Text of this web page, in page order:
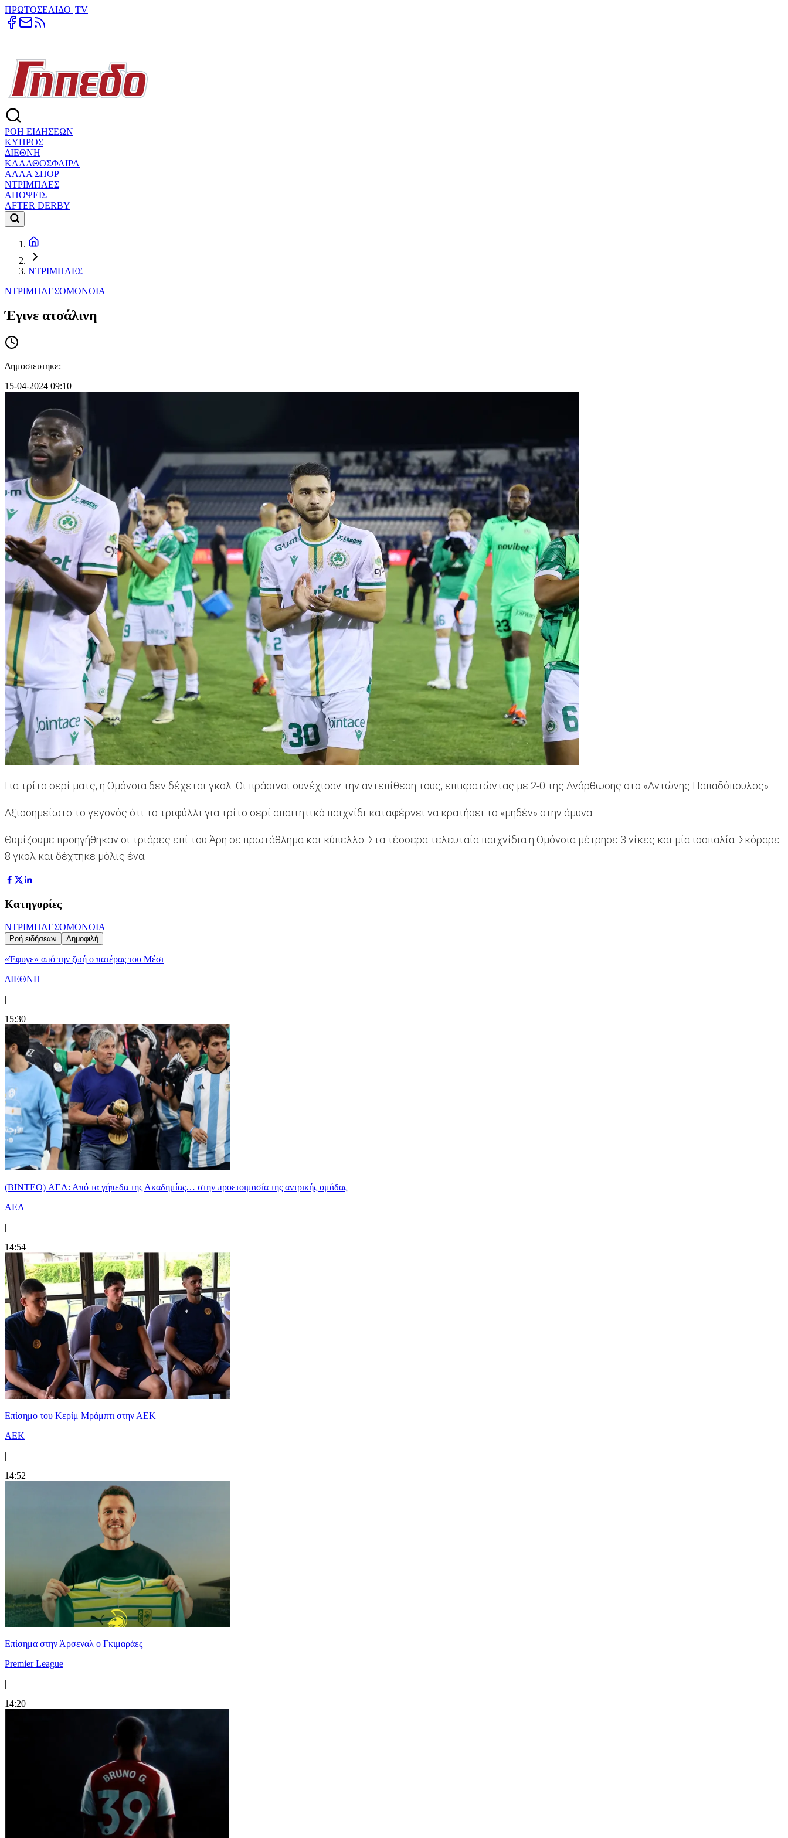
ΠΡΩΤΟΣΕΛΙΔΟ |TV
ΡΟΗ ΕΙΔΗΣΕΩΝ
ΚΥΠΡΟΣ
ΔΙΕΘΝΗ
ΚΑΛΑΘΟΣΦΑΙΡΑ
ΑΛΛΑ ΣΠΟΡ
ΝΤΡΙΜΠΛΕΣ
ΑΠΟΨΕΙΣ
AFTER DERBY
ΝΤΡΙΜΠΛΕΣ
ΝΤΡΙΜΠΛΕΣΟΜΟΝΟΙΑ
Έγινε ατσάλινη
Δημοσιευτηκε:
15-04-2024 09:10
Για τρίτο σερί ματς, η Ομόνοια δεν δέχεται γκολ. Οι πράσινοι συνέχισαν την αντεπίθεση τους, επικρατώντας με 2-0 της Ανόρθωσης στο «Αντώνης Παπαδόπουλος».
Αξιοσημείωτο το γεγονός ότι το τριφύλλι για τρίτο σερί απαιτητικό παιχνίδι καταφέρνει να κρατήσει το «μηδέν» στην άμυνα.
Θυμίζουμε προηγήθηκαν οι τριάρες επί του Άρη σε πρωτάθλημα και κύπελλο. Στα τέσσερα τελευταία παιχνίδια η Ομόνοια μέτρησε 3 νίκες και μία ισοπαλία. Σκόραρε
8 γκολ και δέχτηκε μόλις ένα.
Κατηγορίες
ΝΤΡΙΜΠΛΕΣΟΜΟΝΟΙΑ
Ροή ειδήσεων Δημοφιλή
«Έφυγε» από την ζωή ο πατέρας του Μέσι
ΔΙΕΘΝΗ
|
15:30
(BINTEO) ΑΕΛ: Από τα γήπεδα της Ακαδημίας… στην προετοιμασία της αντρικής ομάδας
ΑΕΛ
|
14:54
Επίσημο του Κερίμ Μράμπτι στην ΑΕK
ΑΕΚ
|
14:52
Επίσημα στην Άρσεναλ ο Γκιμαράες
Premier League
|
14:20